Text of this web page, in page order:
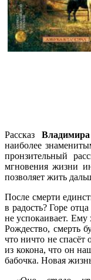
Рассказ
наиболее
пронзительный
мгновения жизни
позволяет жить
После смерти
в радость? Горе
не успокаивает. Ему
Рождество, смерть
что ничто не спасёт
из кокона, что он
бабочка. Новая